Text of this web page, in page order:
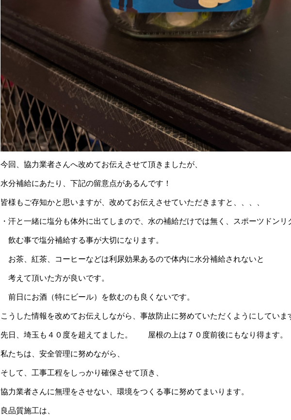
今回、協力業者さんへ改めてお伝えさせて頂きましたが、
水分補給にあたり、下記の留意点があるんです！
皆様もご存知かと思いますが、改めてお伝えさせていただきますと、、、、
・汗と一緒に塩分も体外に出てしまので、水の補給だけでは無く、スポーツドンリ
飲む事で塩分補給する事が大切になります。
お茶、紅茶、コーヒーなどは利尿効果あるので体内に水分補給されないと
考えて頂いた方が良いです。
前日にお酒（特にビール）を飲むのも良くないです。
こうした情報を改めてお伝えしながら、事故防止に努めていただくようにしていま
先日、埼玉も４０度を超えてました。 屋根の上は７０度前後にもなり得ます。
私たちは、安全管理に努めながら、
そして、工事工程をしっかり確保させて頂き、
協力業者さんに無理をさせない、環境をつくる事に努めてまいります。
良品質施工は、